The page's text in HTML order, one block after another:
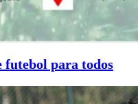
futebol para todos